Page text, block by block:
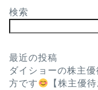
検索
最近の投稿
ダイショーの株主
方です
【株主優